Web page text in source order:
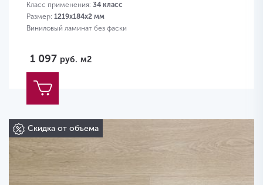
Класс применения: 34 класс
Размер: 1219х184х2 мм
Виниловый ламинат без фаски
1 097 руб. м2
Скидка от объема